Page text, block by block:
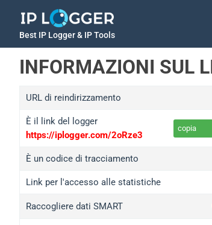
Best IP Logger & IP Tools
INFORMAZIONI SUL
URL di reindirizzamento
È il link del logger
https://iplogger.com/2oRze3
copia
È un codice di tracciamento
Link per l'accesso alle statistiche
Raccogliere dati SMART